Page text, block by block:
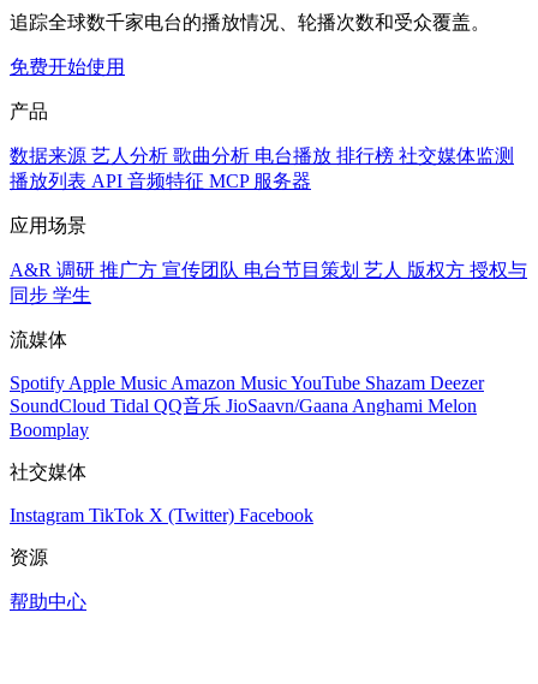
追踪全球数千家电台的播放情况、轮播次数和受众覆盖。
免费开始使用
产品
数据来源 艺人分析 歌曲分析 电台播放 排行榜 社交媒体监测
播放列表 API 音频特征 MCP 服务器
应用场景
A&R 调研 推广方 宣传团队 电台节目策划 艺人 版权方 授权与
同步 学生
流媒体
Spotify Apple Music Amazon MusicYouTube Shazam Deezer
SoundCloud Tidal QQ音乐 JioSaavn/Gaana Anghami Melon
Boomplay
社交媒体
Instagram TikTok X (Twitter) Facebook
资源
帮助中心